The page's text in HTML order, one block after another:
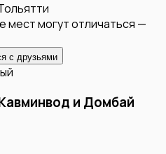
мест могут отличаться —
с друзьями
и Домбай